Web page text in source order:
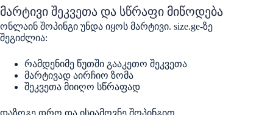
მარტივი შეკვეთა და სწრაფი მიწოდება
ონლაინ შოპინგი უნდა იყოს მარტივი. size.ge-ზე
შეგიძლია:
რამდენიმე წუთში გააკეთო შეკვეთა
მარტივად აირჩიო ზომა
შეკვეთა მიიღო სწრაფად
დაზოგე დრო და ისიამოვნე შოპინგით